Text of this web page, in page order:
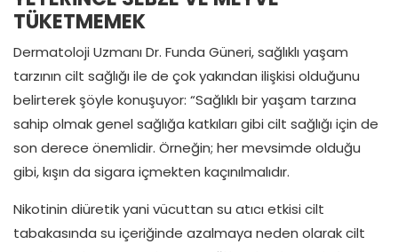
TÜKETMEMEK
Dermatoloji Uzmanı Dr. Funda Güneri, sağlıklı yaşam
tarzının cilt sağlığı ile de çok yakından ilişkisi olduğunu
belirterek şöyle konuşuyor: “Sağlıklı bir yaşam tarzına
sahip olmak genel sağlığa katkıları gibi cilt sağlığı için de
son derece önemlidir. Örneğin; her mevsimde olduğu
gibi, kışın da sigara içmekten kaçınılmalıdır.
Nikotinin diüretik yani vücuttan su atıcı etkisi cilt
tabakasında su içeriğinde azalmaya neden olarak cilt